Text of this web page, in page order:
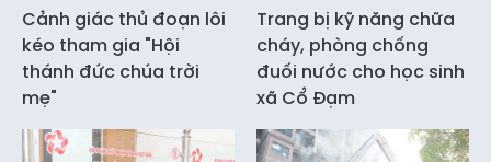
Cảnh giác thủ đoạn lôi
kéo tham gia "Hội
thánh đức chúa trời
mẹ"
Trang bị kỹ năng chữa
cháy, phòng chống
đuối nước cho học sinh
xã Cổ Đạm